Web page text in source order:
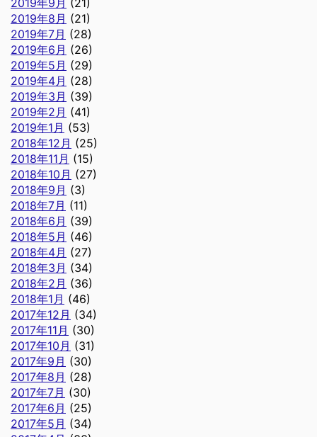
2019年9月 (21)
2019年8月 (21)
2019年7月 (28)
2019年6月 (26)
2019年5月 (29)
2019年4月 (28)
2019年3月 (39)
2019年2月 (41)
2019年1月 (53)
2018年12月 (25)
2018年11月 (15)
2018年10月 (27)
2018年9月 (3)
2018年7月 (11)
2018年6月 (39)
2018年5月 (46)
2018年4月 (27)
2018年3月 (34)
2018年2月 (36)
2018年1月 (46)
2017年12月 (34)
2017年11月 (30)
2017年10月 (31)
2017年9月 (30)
2017年8月 (28)
2017年7月 (30)
2017年6月 (25)
2017年5月 (34)